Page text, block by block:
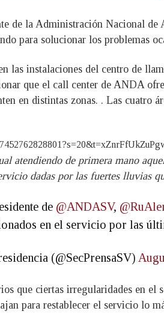
de la Administración Nacional
para solucionar los problemas
las instalaciones del centro de
que el call center de ANDA
en distintas zonas. . Las cuatro
atendiendo de primera mano
dadas por las fuertes lluvias
de @ANDASV,
en el servicio por las
(@SecPrensaSV)
que ciertas irregularidades en el
para restablecer el servicio lo